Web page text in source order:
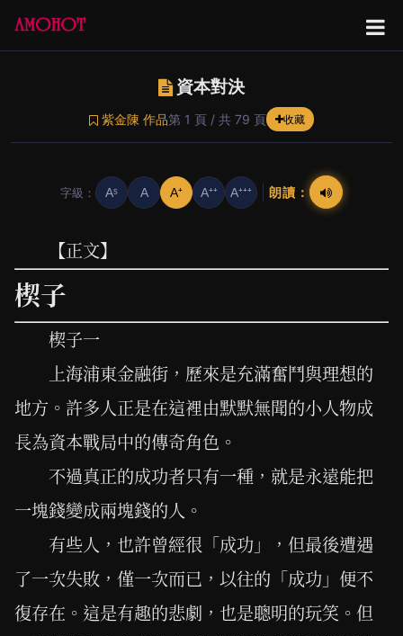
資本對決
紫金陳 作品第 1 頁 / 共 79 頁 收藏
字級： Aˢ A A⁺ A⁺⁺ A⁺⁺⁺ 朗讀：
【正文】
楔子
楔子一
上海浦東金融街，歷來是充滿奮鬥與理想的
地方。許多人正是在這裡由默默無聞的小人物成
長為資本戰局中的傳奇角色。
不過真正的成功者只有一種，就是永遠能把
一塊錢變成兩塊錢的人。
有些人，也許曾經很「成功」，但最後遭遇
了一次失敗，僅一次而已，以往的「成功」便不
復存在。這是有趣的悲劇，也是聰明的玩笑。但